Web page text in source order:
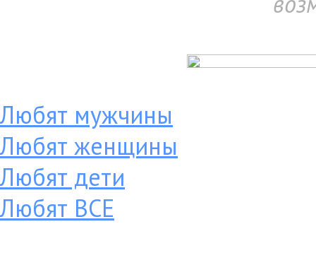
Любят мужчины
Любят женщины
Любят дети
Любят ВСЕ